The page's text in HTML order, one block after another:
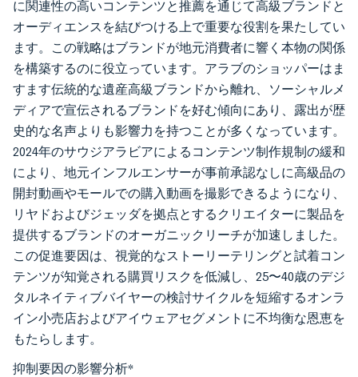
に関連性の高いコンテンツと推薦を通じて高級ブランドと
オーディエンスを結びつける上で重要な役割を果たしてい
ます。この戦略はブランドが地元消費者に響く本物の関係
を構築するのに役立っています。アラブのショッパーはま
すます伝統的な遺産高級ブランドから離れ、ソーシャルメ
ディアで宣伝されるブランドを好む傾向にあり、露出が歴
史的な名声よりも影響力を持つことが多くなっています。
2024年のサウジアラビアによるコンテンツ制作規制の緩和
により、地元インフルエンサーが事前承認なしに高級品の
開封動画やモールでの購入動画を撮影できるようになり、
リヤドおよびジェッダを拠点とするクリエイターに製品を
提供するブランドのオーガニックリーチが加速しました。
この促進要因は、視覚的なストーリーテリングと試着コン
テンツが知覚される購買リスクを低減し、25〜40歳のデジ
タルネイティブバイヤーの検討サイクルを短縮するオンラ
イン小売店およびアイウェアセグメントに不均衡な恩恵を
もたらします。
抑制要因の影響分析*